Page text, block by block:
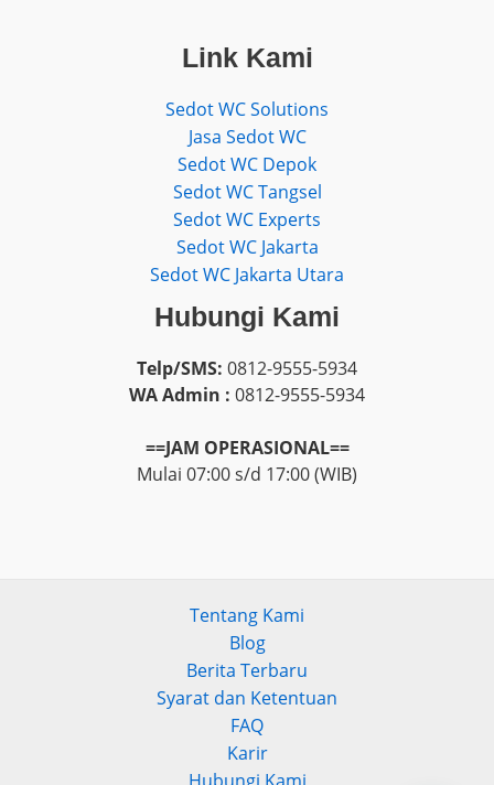
Link Kami
Sedot WC Solutions
Jasa Sedot WC
Sedot WC Depok
Sedot WC Tangsel
Sedot WC Experts
Sedot WC Jakarta
Sedot WC Jakarta Utara
Hubungi Kami
Telp/SMS: 0812-9555-5934
WA Admin : 0812-9555-5934
==JAM OPERASIONAL==
Mulai 07:00 s/d 17:00 (WIB)
Tentang Kami
Blog
Berita Terbaru
Syarat dan Ketentuan
FAQ
Karir